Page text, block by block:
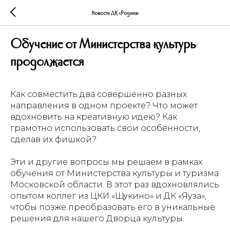
Новости ДК «Родина»
Обучение от Министерства культуры
продолжается
Как совместить два совершенно разных
направления в одном проекте? Что может
вдохновить на креативную идею? Как
грамотно использовать свои особенности,
сделав их фишкой?
Эти и другие вопросы мы решаем в рамках
обучения от Министерства культуры и туризма
Московской области. В этот раз вдохновлялись
опытом коллег из ЦКИ «Щукино» и ДК «Яуза»,
чтобы позже преобразовать его в уникальные
решения для нашего Дворца культуры.